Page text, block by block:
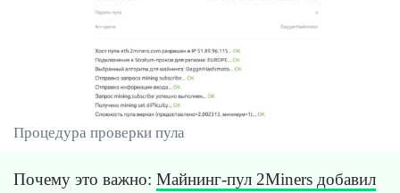
Процедура проверки пула
Почему это важно: Майнинг-пул 2Miners добавил